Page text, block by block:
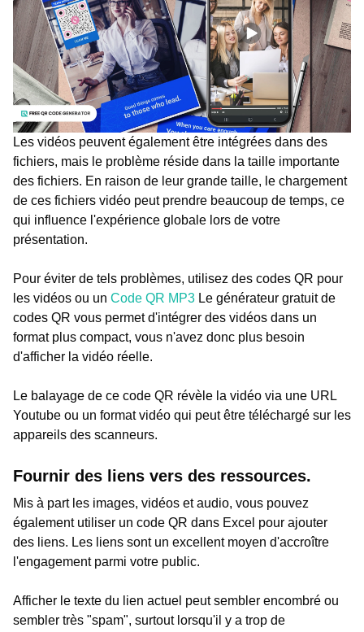
Les vidéos peuvent également être intégrées dans des
fichiers, mais le problème réside dans la taille importante
des fichiers. En raison de leur grande taille, le chargement
de ces fichiers vidéo peut prendre beaucoup de temps, ce
qui influence l'expérience globale lors de votre
présentation.
Pour éviter de tels problèmes, utilisez des codes QR pour
les vidéos ou un Code QR MP3 Le générateur gratuit de
codes QR vous permet d'intégrer des vidéos dans un
format plus compact, vous n'avez donc plus besoin
d'afficher la vidéo réelle.
Le balayage de ce code QR révèle la vidéo via une URL
Youtube ou un format vidéo qui peut être téléchargé sur les
appareils des scanneurs.
Fournir des liens vers des ressources.
Mis à part les images, vidéos et audio, vous pouvez
également utiliser un code QR dans Excel pour ajouter
des liens. Les liens sont un excellent moyen d'accroître
l'engagement parmi votre public.
Afficher le texte du lien actuel peut sembler encombré ou
sembler très "spam", surtout lorsqu'il y a trop de